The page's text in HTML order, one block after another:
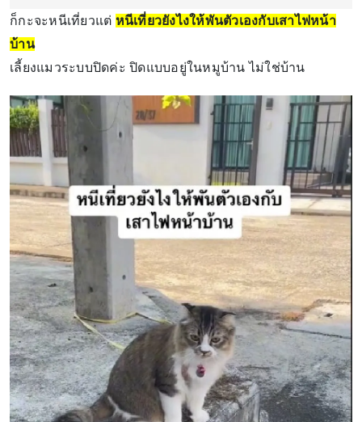
ก็กะจะหนีเที่ยวแต่ หนีเที่ยวยังไงให้พันตัวเองกับเสาไฟหน้า
บ้าน
เลี้ยงแมวระบบปิดค่ะ ปิดแบบอยู่ในหมูบ้าน ไม่ใช่บ้าน